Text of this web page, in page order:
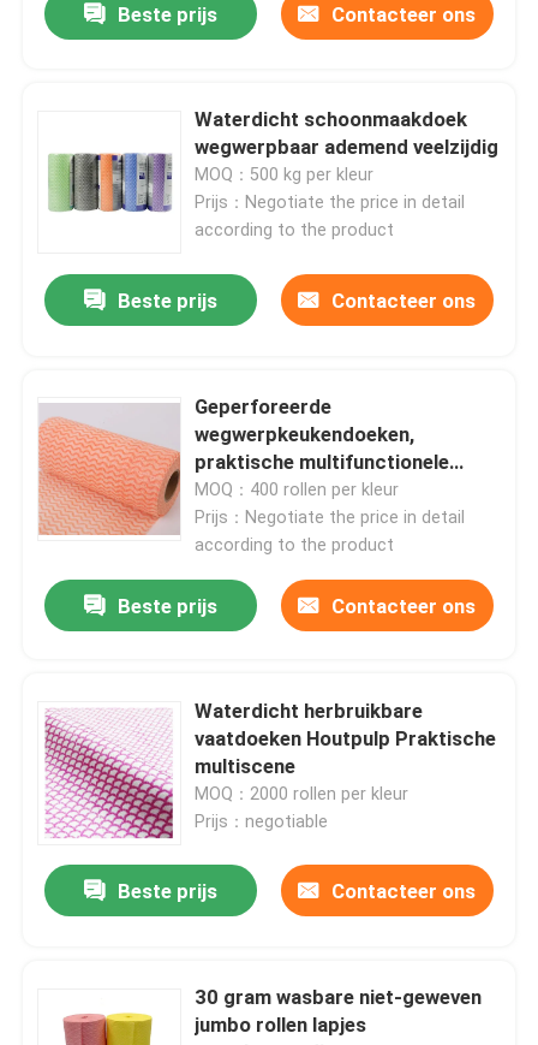
Beste prijs Contacteer ons
Waterdicht schoonmaakdoek
wegwerpbaar ademend veelzijdig
MOQ：500 kg per kleur
Prijs：Negotiate the price in detail
according to the product
Beste prijs Contacteer ons
Geperforeerde
wegwerpkeukendoeken,
praktische multifunctionele
doekdoeken
MOQ：400 rollen per kleur
Prijs：Negotiate the price in detail
according to the product
Beste prijs Contacteer ons
Waterdicht herbruikbare
vaatdoeken Houtpulp Praktische
multiscene
MOQ：2000 rollen per kleur
Prijs：negotiable
Beste prijs Contacteer ons
30 gram wasbare niet-geweven
jumbo rollen lapjes